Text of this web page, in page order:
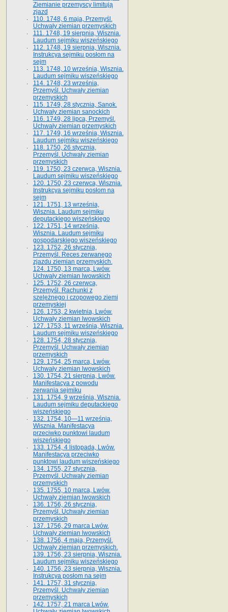
Ziemianie przemyscy limitują
zjazd
110. 1748, 6 maja, Przemyśl.
Uchwały ziemian przemyskich
111. 1748, 19 sierpnia, Wisznia.
Laudum sejmiku wiszeńskiego
112. 1748, 19 sierpnia, Wisznia.
Instrukcya sejmiku posłom na
sejm
113. 1748, 10 września, Wisznia.
Laudum sejmiku wiszeńskiego
114. 1748, 23 września,
Przemyśl. Uchwały ziemian
przemyskich
115. 1749, 28 stycznia, Sanok.
Uchwały ziemian sanockich
116. 1749, 28 lipca, Przemyśl.
Uchwały ziemian przemyskich
117. 1749, 16 września, Wisznia.
Laudum sejmiku wiszeńskiego
118. 1750, 26 stycznia,
Przemyśl. Uchwały ziemian
przemyskich
119. 1750, 23 czerwca, Wisznia.
Laudum sejmiku wiszeńskiego
120. 1750, 23 czerwca, Wisznia.
Instrukcya sejmiku posłom na
sejm
121. 1751, 13 września,
Wisznia. Laudum sejmiku
deputackiego wiszeńskiego
122. 1751, 14 września,
Wisznia. Laudum sejmiku
gospodarskiego wiszeńskiego
123. 1752, 26 stycznia,
Przemyśl. Reces zerwanego
zjazdu ziemian przemyskich.
124. 1750, 13 marca, Lwów.
Uchwały ziemian lwowskich
125. 1752, 26 czerwca,
Przemyśl. Rachunki z
szelężnego i czopowego ziemi
przemyskiej
126. 1753, 2 kwietnia, Lwów.
Uchwały ziemian lwowskich
127. 1753, 11 września, Wisznia.
Laudum sejmiku wiszeńskiego
128. 1754, 28 stycznia,
Przemyśl. Uchwały ziemian
przemyskich
129. 1754, 25 marca, Lwów.
Uchwały ziemian lwowskich
130. 1754, 21 sierpnia, Lwów.
Manifestacya z powodu
zerwania sejmiku
131. 1754, 9 września, Wisznia.
Laudum sejmiku deputackiego
wiszeńskiego
132. 1754, 10—11 września,
Wisznia. Manifestacya
przeciwko punktowi laudum
wiszeńskiego
133. 1754, 4 listopada, Lwów.
Manifestacya przeciwko
punktowi laudum wiszeńskiego
134. 1755, 27 stycznia,
Przemyśl. Uchwały ziemian
przemyskich
135. 1755, 10 marca, Lwów.
Uchwały ziemian lwowskich
136. 1756, 26 stycznia,
Przemyśl. Uchwały ziemian
przemyskich
137. 1756, 29 marca Lwów.
Uchwały ziemian lwowskich
138. 1756, 4 maja, Przemyśl.
Uchwały ziemian przemyskich.
139. 1756, 23 sierpnia, Wisznia.
Laudum sejmiku wiszeńskiego
140. 1756, 23 sierpnia, Wisznia.
Instrukcya posłom na sejm
141. 1757, 31 stycznia,
Przemyśl. Uchwały ziemian
przemyskich
142. 1757, 21 marca Lwów.